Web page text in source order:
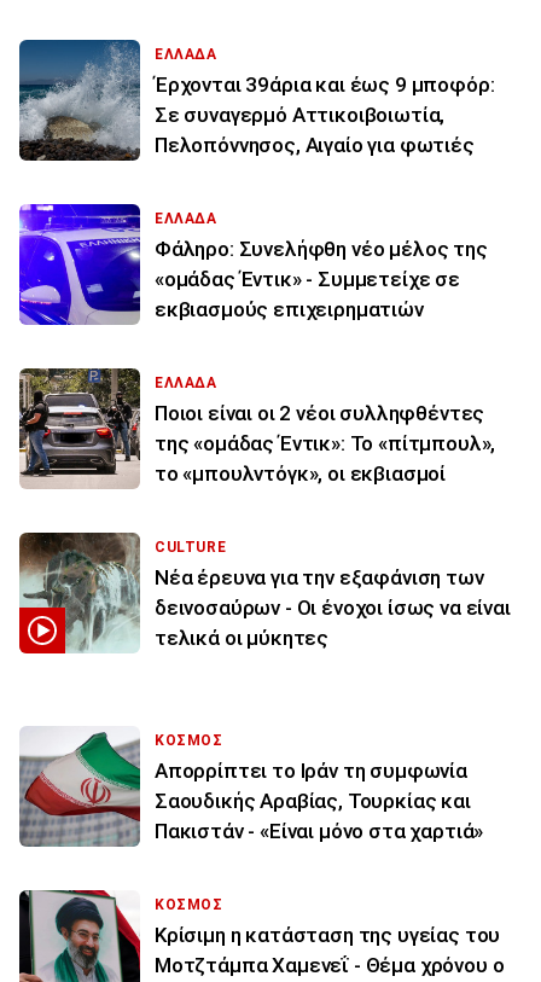
ΕΛΛΑΔΑ
Έρχονται 39άρια και έως 9 μποφόρ:
Σε συναγερμό Αττικοιβοιωτία,
Πελοπόννησος, Αιγαίο για φωτιές
ΕΛΛΑΔΑ
Φάληρο: Συνελήφθη νέο μέλος της
«ομάδας Έντικ» - Συμμετείχε σε
εκβιασμούς επιχειρηματιών
ΕΛΛΑΔΑ
Ποιοι είναι οι 2 νέοι συλληφθέντες
της «ομάδας Έντικ»: Το «πίτμπουλ»,
το «μπουλντόγκ», οι εκβιασμοί
CULTURE
Νέα έρευνα για την εξαφάνιση των
δεινοσαύρων - Οι ένοχοι ίσως να είναι
τελικά οι μύκητες
ΚΟΣΜΟΣ
Απορρίπτει το Ιράν τη συμφωνία
Σαουδικής Αραβίας, Τουρκίας και
Πακιστάν - «Είναι μόνο στα χαρτιά»
ΚΟΣΜΟΣ
Κρίσιμη η κατάσταση της υγείας του
Μοτζτάμπα Χαμενεΐ - Θέμα χρόνου ο